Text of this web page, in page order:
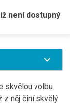
není dostupný
skvělou volbu
z něj činí skvělý